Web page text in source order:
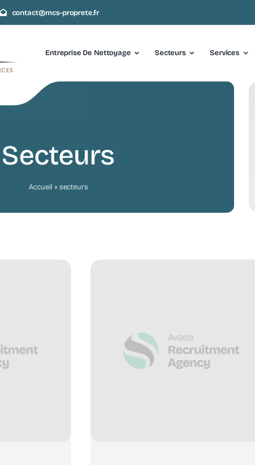
contact@mcs-proprete.fr
Entreprise De Nettoyage Secteurs Services
Secteurs
Accueil » secteurs